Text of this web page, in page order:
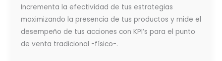
Incrementa la efectividad de tus estrategias
maximizando la presencia de tus productos y mide el
desempeño de tus acciones con KPI’s para el punto
de venta tradicional -físico-.